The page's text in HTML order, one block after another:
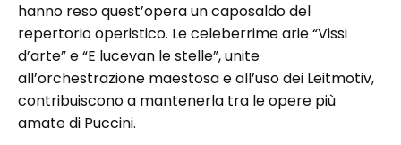
hanno reso quest’opera un caposaldo del
repertorio operistico. Le celeberrime arie “Vissi
d’arte” e “E lucevan le stelle”, unite
all’orchestrazione maestosa e all’uso dei Leitmotiv,
contribuiscono a mantenerla tra le opere più
amate di Puccini.